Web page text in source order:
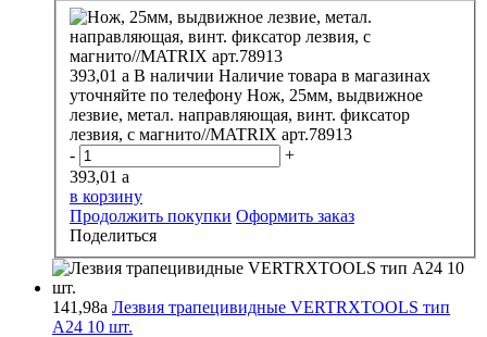
393,01 a В наличии Наличие товара в магазинах
уточняйте по телефону Нож, 25мм, выдвижное
лезвие, метал. направляющая, винт. фиксатор
лезвия, с магнито//MATRIX арт.78913
-
+
393,01 a
в корзину
Продолжить покупки Оформить заказ
Поделиться
141,98a Лезвия трапецивидные VERTRXTOOLS тип
А24 10 шт.